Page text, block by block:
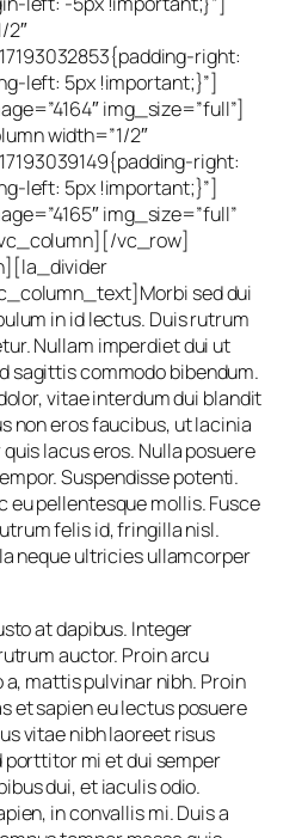
2″
right:
left: 5px !important;}”]
img_size=”full”]
width=”1/2″
right:
left: 5px !important;}”]
img_size=”full”
vc_row]
sed dui
in id lectus. Duis rutrum
Nullam imperdiet dui ut
sagittis commodo bibendum.
vitae interdum dui blandit
non eros faucibus, ut lacinia
lacus eros. Nulla posuere
Suspendisse potenti.
eu pellentesque mollis. Fusce
felis id, fringilla nisl.
neque ultricies ullamcorper
at dapibus. Integer
auctor. Proin arcu
mattis pulvinar nibh. Proin
et sapien eu lectus posuere
vitae nibh laoreet risus
mi et dui semper
dui, et iaculis odio.
in convallis mi. Duis a